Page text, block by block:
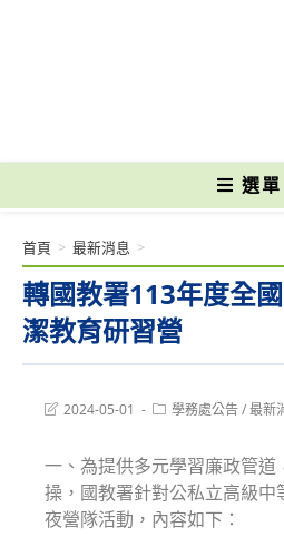
選單
轉國教署113年度全
潔教育研習營
首頁 > 最新消息 >
Post2024-05-01
Post學務處公告/最新
一、為提供多元學習廉政管道
操，國教署針對公私立高級
夜營隊活動，內容如下：